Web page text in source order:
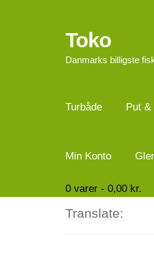
Spring
til
navigation
Spring
til
indhold
Toko
Danmarks billigste
Turbåde Put &
Min Konto
0varer - 0,00 kr.
Translate: